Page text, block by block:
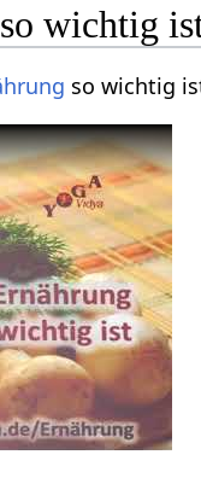
wichtig
so wichtig